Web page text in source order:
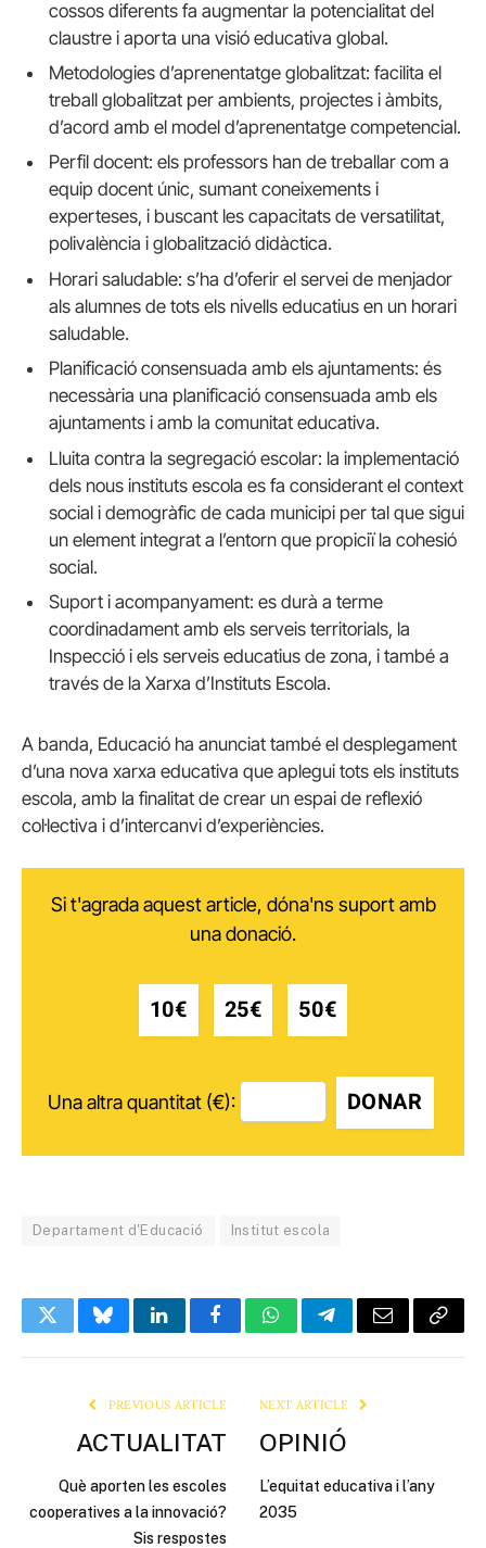
cossos diferents fa augmentar la potencialitat del
claustre i aporta una visió educativa global.
Metodologies d’aprenentatge globalitzat: facilita el
treball globalitzat per ambients, projectes i àmbits,
d’acord amb el model d’aprenentatge competencial.
Perfil docent: els professors han de treballar com a
equip docent únic, sumant coneixements i
experteses, i buscant les capacitats de versatilitat,
polivalència i globalització didàctica.
Horari saludable: s’ha d’oferir el servei de menjador
als alumnes de tots els nivells educatius en un horari
saludable.
Planificació consensuada amb els ajuntaments: és
necessària una planificació consensuada amb els
ajuntaments i amb la comunitat educativa.
Lluita contra la segregació escolar: la implementació
dels nous instituts escola es fa considerant el context
social i demogràfic de cada municipi per tal que sigui
un element integrat a l’entorn que propiciï la cohesió
social.
Suport i acompanyament: es durà a terme
coordinadament amb els serveis territorials, la
Inspecció i els serveis educatius de zona, i també a
través de la Xarxa d’Instituts Escola.
A banda, Educació ha anunciat també el desplegament
d’una nova xarxa educativa que aplegui tots els instituts
escola, amb la finalitat de crear un espai de reflexió
col·lectiva i d’intercanvi d’experiències.
Si t'agrada aquest article, dóna'ns suport amb
una donació.
10€ 25€ 50€
Una altra quantitat (€): DONAR
Departament d'Educació Institut escola
TwitterBlueskyLinkedInFacebookWhatsAppTelegramEmail Copy
PREVIOUS ARTICLE
ACTUALITAT
Què aporten les escoles
cooperatives a la innovació?
Sis respostes
NEXT ARTICLE
OPINIÓ
L’equitat educativa i l’any
2035